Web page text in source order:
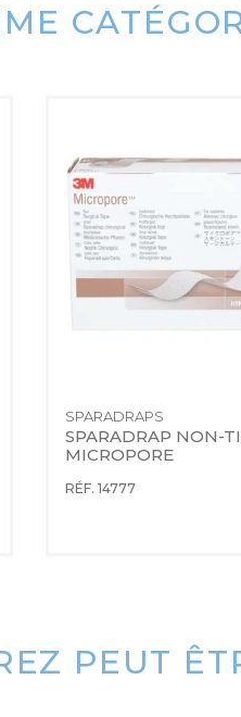
SPARADRAPS
SPARADRAP NON-
MICROPORE
RÉF. 14777
PEUT